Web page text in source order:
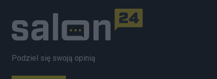
Podziel się swoją opinią